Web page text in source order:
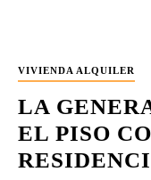
VIVIENDA ALQUILER
LA
EL PISO